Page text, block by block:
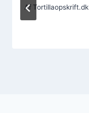
Af Tortillaopskrift.dk